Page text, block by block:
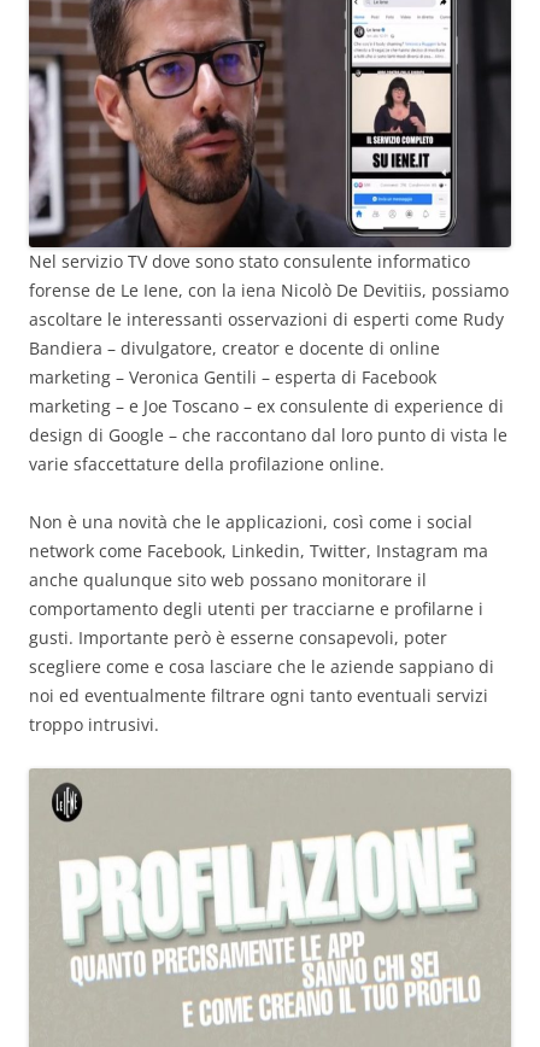
Nel servizio TV dove sono stato consulente informatico
forense de Le Iene, con la iena Nicolò De Devitiis, possiamo
ascoltare le interessanti osservazioni di esperti come Rudy
Bandiera – divulgatore, creator e docente di online
marketing – Veronica Gentili – esperta di Facebook
marketing – e Joe Toscano – ex consulente di experience di
design di Google – che raccontano dal loro punto di vista le
varie sfaccettature della profilazione online.
Non è una novità che le applicazioni, così come i social
network come Facebook, Linkedin, Twitter, Instagram ma
anche qualunque sito web possano monitorare il
comportamento degli utenti per tracciarne e profilarne i
gusti. Importante però è esserne consapevoli, poter
scegliere come e cosa lasciare che le aziende sappiano di
noi ed eventualmente filtrare ogni tanto eventuali servizi
troppo intrusivi.